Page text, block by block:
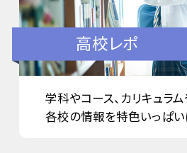
高校レポ
学科やコース、カリキュラ
各校の情報を特色いっぱ